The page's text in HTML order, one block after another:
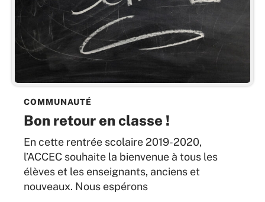
COMMUNAUTÉ
Bon retour en classe !
En cette rentrée scolaire 2019-2020,
l’ACCEC souhaite la bienvenue à tous les
élèves et les enseignants, anciens et
nouveaux. Nous espérons